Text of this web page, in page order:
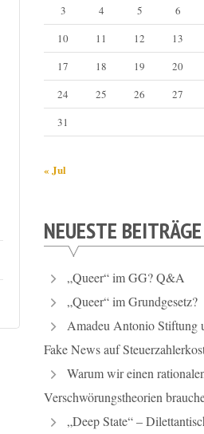
3
4 5 6
10
11 12 13
17
18 19 20
24
25 26 27
31
« Jul
NEUESTE BEITRÄGE
„Queer“ im GG? Q&A
„Queer“ im Grundgesetz?
Amadeu Antonio Stiftung
Fake News auf
Warum wir einen
Verschwörungstheorien
„Deep State“ –